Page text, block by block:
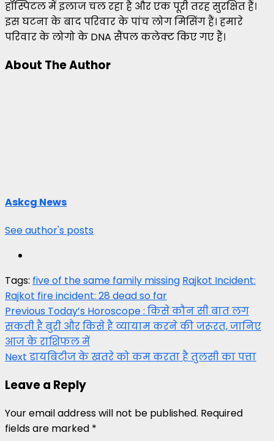
हॉस्पिटल में इलाज चल रहा है और एक पूरी तरह सुरक्षित हैं।
इस घटना के बाद परिवार के पांच लोग मिसिंग हैं। हमारे
परिवार के लोगो के DNA सैंपल कलेक्ट किए गए हैं।
About The Author
Askcg News
See author's posts
Tags: five of the same family missing Rajkot Incident:
Rajkot fire incident: 28 dead so far
Post
navigation
Previous Today’s Horoscope : किसे कौन सी बात लग
सकती है बुरी और किसे है व्यायाम करने की जरूरत, जानिए
आज के राशिफल में
Next डायबिटीज के खतरे को कम करता है तुलसी का पत्ता
Leave a Reply
Your email address will not be published. Required
fields are marked *